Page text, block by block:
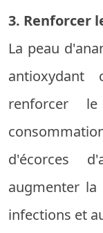
3. Renforcer
La peau
renforcer
d'écorces
augmenter la
infections et